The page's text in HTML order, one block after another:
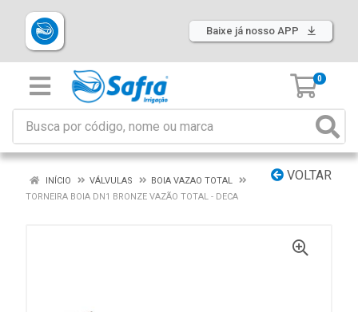
Baixe já nosso APP
0
VOLTAR
INÍCIO VÁLVULAS
BOIA VAZAO TOTAL
TORNEIRA BOIA DN1 BRONZE VAZÃO TOTAL - DECA